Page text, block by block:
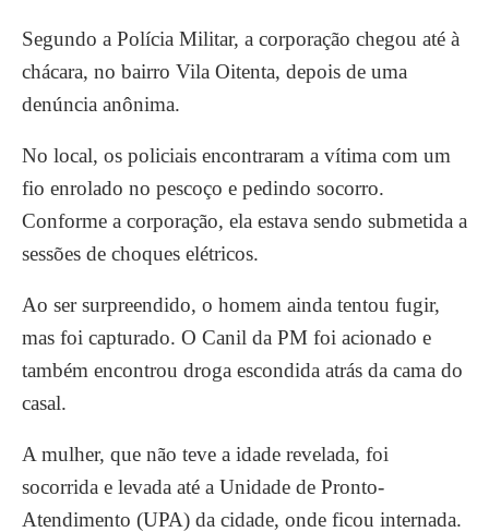
Segundo a Polícia Militar, a corporação chegou até à
chácara, no bairro Vila Oitenta, depois de uma
denúncia anônima.
No local, os policiais encontraram a vítima com um
fio enrolado no pescoço e pedindo socorro.
Conforme a corporação, ela estava sendo submetida a
sessões de choques elétricos.
Ao ser surpreendido, o homem ainda tentou fugir,
mas foi capturado. O Canil da PM foi acionado e
também encontrou droga escondida atrás da cama do
casal.
A mulher, que não teve a idade revelada, foi
socorrida e levada até a Unidade de Pronto-
Atendimento (UPA) da cidade, onde ficou internada.